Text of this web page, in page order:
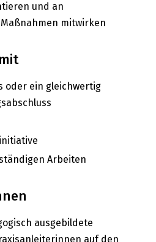
und an
mitwirken
oder ein gleichwertig
Arbeiten
ausgebildete
auf den